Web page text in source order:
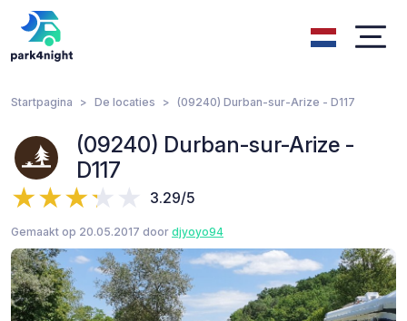
Startpagina De locaties (09240) Durban-sur-Arize - D117
(09240) Durban-sur-Arize -
D117
3.29/5
Gemaakt op 20.05.2017 door djyoyo94